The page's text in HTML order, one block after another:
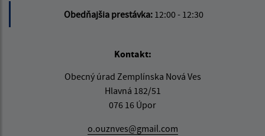
Obedňajšia prestávka: 12:00 - 12:30
Kontakt:
Obecný úrad Zemplínska Nová Ves
Hlavná 182/51
076 16 Úpor
o.ouznves@gmail.com